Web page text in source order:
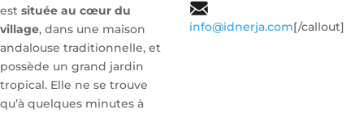
est située au cœur du
village, dans une maison
andalouse traditionnelle, et
possède un grand jardin
tropical. Elle ne se trouve
qu’à quelques minutes à
info@idnerja.com[/callout]